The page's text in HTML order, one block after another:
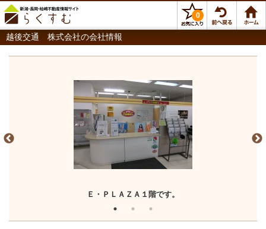
0
越後交通 株式会社の会社情報
Ｅ・ＰＬＡＺＡ１階です。